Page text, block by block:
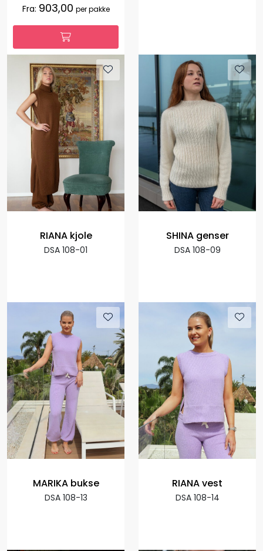
Fra: 903,00 per pakke
RIANA kjole
DSA 108-01
SHINA genser
DSA 108-09
MARIKA bukse
DSA 108-13
RIANA vest
DSA 108-14